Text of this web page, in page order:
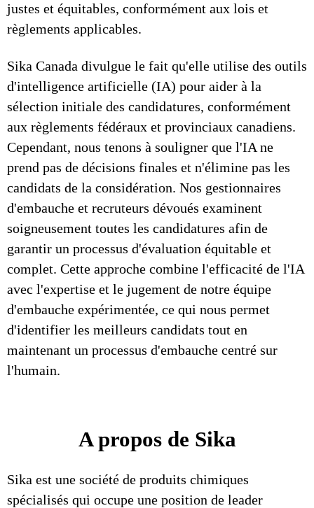
justes et équitables, conformément aux lois et
règlements applicables.
Sika Canada divulgue le fait qu'elle utilise des outils
d'intelligence artificielle (IA) pour aider à la
sélection initiale des candidatures, conformément
aux règlements fédéraux et provinciaux canadiens.
Cependant, nous tenons à souligner que l'IA ne
prend pas de décisions finales et n'élimine pas les
candidats de la considération. Nos gestionnaires
d'embauche et recruteurs dévoués examinent
soigneusement toutes les candidatures afin de
garantir un processus d'évaluation équitable et
complet. Cette approche combine l'efficacité de l'IA
avec l'expertise et le jugement de notre équipe
d'embauche expérimentée, ce qui nous permet
d'identifier les meilleurs candidats tout en
maintenant un processus d'embauche centré sur
l'humain.
A propos de Sika
Sika est une société de produits chimiques
spécialisés qui occupe une position de leader